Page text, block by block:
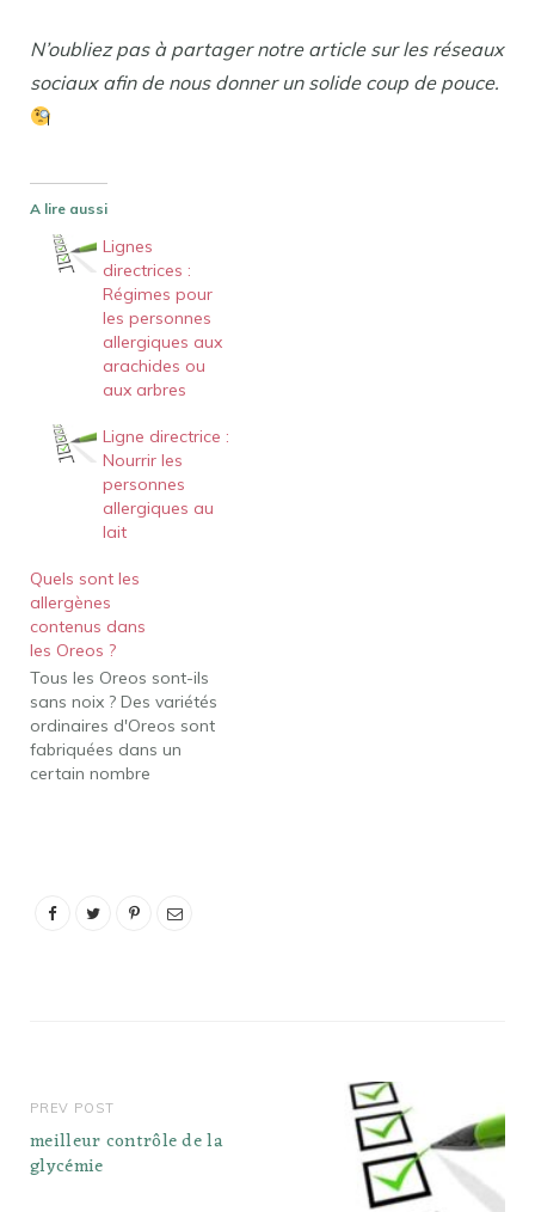
N’oubliez pas à partager notre article sur les réseaux
sociaux afin de nous donner un solide coup de pouce.
A lire aussi
Lignes
directrices :
Régimes pour
les personnes
allergiques aux
arachides ou
aux arbres
Ligne directrice :
Nourrir les
personnes
allergiques au
lait
Quels sont les
allergènes
contenus dans
les Oreos ?
Tous les Oreos sont-ils
sans noix ? Des variétés
ordinaires d'Oreos sont
fabriquées dans un
certain nombre
d'arachides et de fruits à
PREV POST
meilleur contrôle de la
glycémie